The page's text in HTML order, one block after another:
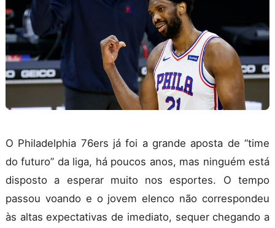
O Philadelphia 76ers já foi a grande aposta de “time
do futuro” da liga, há poucos anos, mas ninguém está
disposto a esperar muito nos esportes. O tempo
passou voando e o jovem elenco não correspondeu
às altas expectativas de imediato, sequer chegando a